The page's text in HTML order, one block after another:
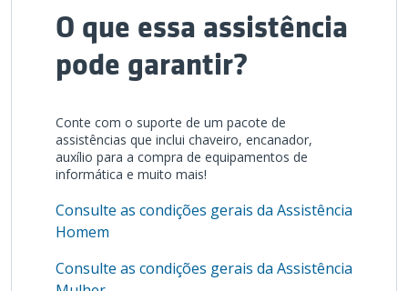
O que essa assistência
pode garantir?
Conte com o suporte de um pacote de
assistências que inclui chaveiro, encanador,
auxílio para a compra de equipamentos de
informática e muito mais!
Consulte as condições gerais da Assistência
Homem
Consulte as condições gerais da Assistência